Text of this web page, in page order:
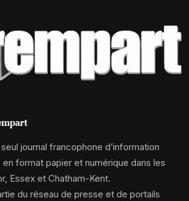
journal francophone d’information
format papier et numérique dans les
Essex et Chatham-Kent.
du réseau de presse et de portails